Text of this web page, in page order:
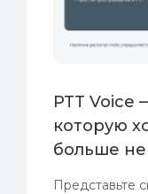
PTT Voice
которую
больше
Представьте